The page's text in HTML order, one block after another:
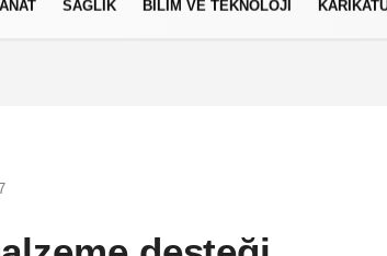
SAĞLIK BİLİM VE TEKNOLOJİ